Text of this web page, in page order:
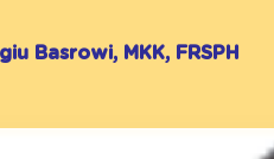
Basrowi, MKK, FRSPH